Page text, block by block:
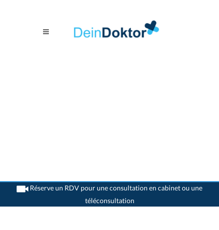
Réserve un RDV pour une consultation en cabinet ou une
téléconsultation
>Psychiatres>Bern>Dr. Cordula Boose>Rendez-vous avec Dr. Cordula Boose